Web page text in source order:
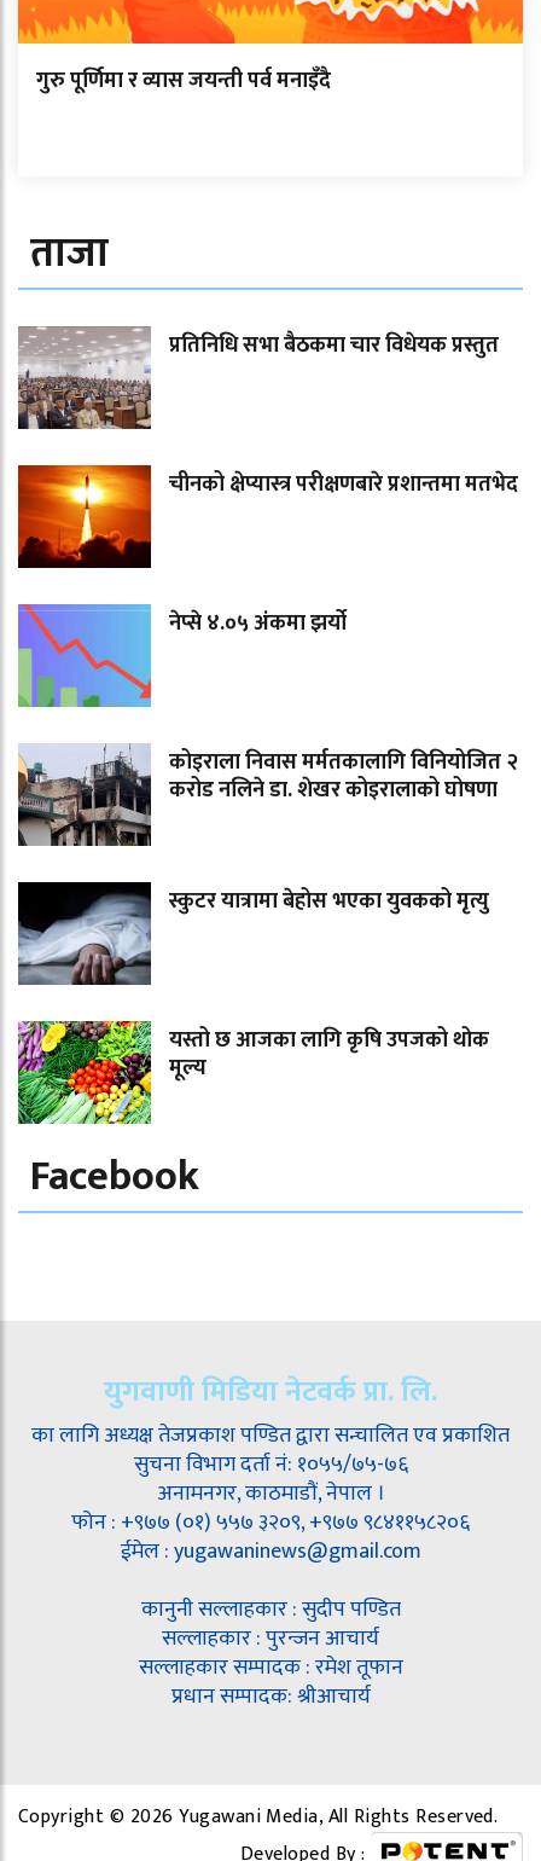
गुरु पूर्णिमा र व्यास जयन्ती पर्व मनाइँदै
ताजा
प्रतिनिधि सभा बैठकमा चार विधेयक प्रस्तुत
चीनको क्षेप्यास्त्र परीक्षणबारे प्रशान्तमा मतभेद
नेप्से ४.०५ अंकमा झर्यो
कोइराला निवास मर्मतकालागि विनियोजित २
करोड नलिने डा. शेखर कोइरालाको घोषणा
स्कुटर यात्रामा बेहोस भएका युवकको मृत्यु
यस्तो छ आजका लागि कृषि उपजको थोक
मूल्य
Facebook
युगवाणी मिडिया नेटवर्क प्रा. लि.
का लागि अध्यक्ष तेजप्रकाश पण्डित द्वारा सन्चालित एव प्रकाशित
सुचना विभाग दर्ता नं: १०५५/७५-७६
अनामनगर, काठमाडौं, नेपाल ।
फोन : +९७७ (०१) ५५७ ३२०९, +९७७ ९८४११५८२०६
ईमेल : yugawaninews@gmail.com
कानुनी सल्लाहकार : सुदीप पण्डित
सल्लाहकार : पुरन्जन आचार्य
सल्लाहकार सम्पादक : रमेश तूफान
प्रधान सम्पादक: श्रीआचार्य
Copyright © 2026 Yugawani Media, All Rights Reserved.
Developed By :